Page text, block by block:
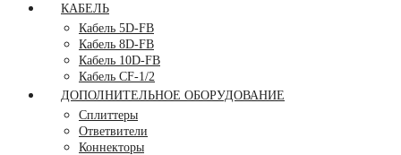
КАБЕЛЬ
Кабель 5D-FB
Кабель 8D-FB
Кабель 10D-FB
Кабель CF-1/2
ДОПОЛНИТЕЛЬНОЕ ОБОРУДОВАНИЕ
Сплиттеры
Ответвители
Коннекторы